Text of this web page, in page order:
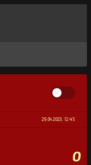
29.04.2023, 12:45
0